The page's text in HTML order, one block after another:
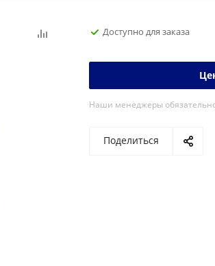
Доступно для заказа
Наши менеджеры обязательно
Поделиться